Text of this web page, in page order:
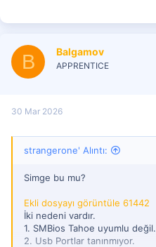
B Balgamov
APPRENTICE
30 Mar 2026
strangerone' Alıntı:
Simge bu mu?
Ekli dosyayı görüntüle 61442
İki nedeni vardır.
1. SMBios Tahoe uyumlu değil.
2. Usb Portlar tanınmıyor.